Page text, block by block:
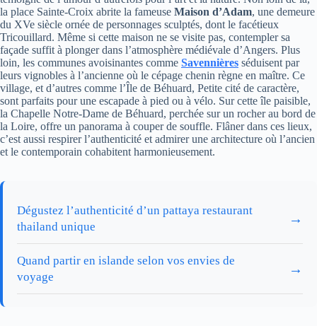
la place Sainte-Croix abrite la fameuse Maison d’Adam, une demeure
du XVe siècle ornée de personnages sculptés, dont le facétieux
Tricouillard. Même si cette maison ne se visite pas, contempler sa
façade suffit à plonger dans l’atmosphère médiévale d’Angers. Plus
loin, les communes avoisinantes comme Savennières séduisent par
leurs vignobles à l’ancienne où le cépage chenin règne en maître. Ce
village, et d’autres comme l’Île de Béhuard, Petite cité de caractère,
sont parfaits pour une escapade à pied ou à vélo. Sur cette île paisible,
la Chapelle Notre-Dame de Béhuard, perchée sur un rocher au bord de
la Loire, offre un panorama à couper de souffle. Flâner dans ces lieux,
c’est aussi respirer l’authenticité et admirer une architecture où l’ancien
et le contemporain cohabitent harmonieusement.
Dégustez l’authenticité d’un pattaya restaurant
thailand unique
→
Quand partir en islande selon vos envies de
voyage
→